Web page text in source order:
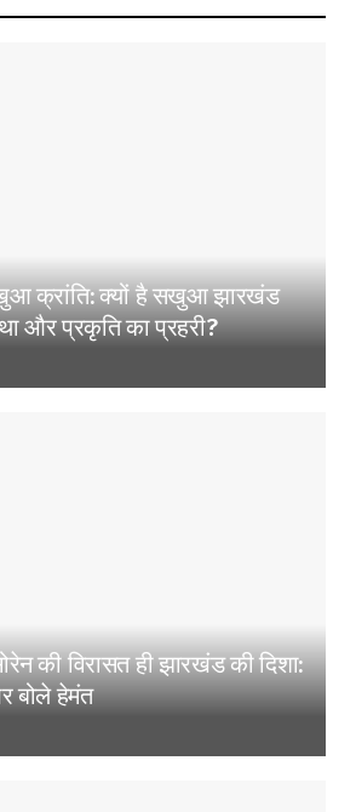
क्रांति: क्यों है सखुआ झारखंड
और प्रकृति का प्रहरी?
की विरासत ही झारखंड की दिशा:
बोले हेमंत